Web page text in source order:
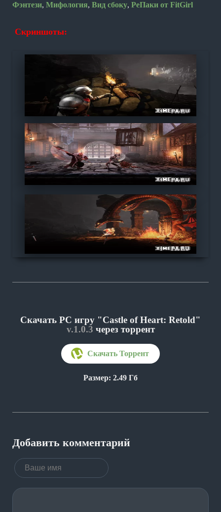
Фэнтези, Мифология, Вид сбоку, РеПаки от FitGirl
Скриншоты:
Скачать PC игру "Castle of Heart: Retold"
v.1.0.3 через торрент
Размер: 2.49 Гб
Добавить комментарий